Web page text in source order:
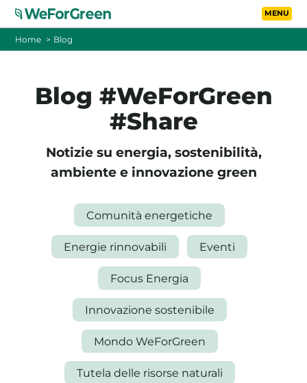
Vai al contenuto
FOTOVOLTAICO A DISTANZA
CONTATTI
PASSA A WEFORGREEN
Home Blog
Blog #WeForGreen
#Share
Notizie su energia, sostenibilità,
ambiente e innovazione green
Comunità energetiche
Energie rinnovabili Eventi
Focus Energia
Innovazione sostenibile
Mondo WeForGreen
Tutela delle risorse naturali